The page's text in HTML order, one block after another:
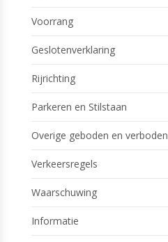
Voorrang
Geslotenverklaring
Rijrichting
Parkeren en Stilstaan
Overige geboden en verboden
Verkeersregels
Waarschuwing
Informatie